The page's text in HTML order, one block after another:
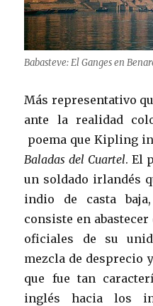
Babasteve: El Ganges en
Más representativo
ante la realidad
poema que Kipling
Baladas del Cuartel. El
un soldado irlandés
indio de casta
consiste en
oficiales de su
mezcla de desprecio
que fue tan
inglés hacia los